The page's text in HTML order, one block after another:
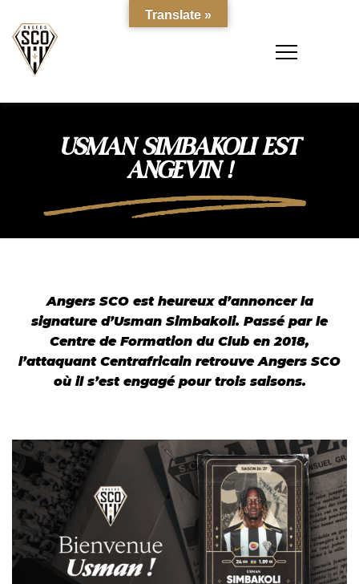
USMAN SIMBAKOLI EST
ANGEVIN !
Angers SCO est heureux d’annoncer la
signature d’Usman Simbakoli. Passé par le
Centre de Formation du Club en 2018,
l’attaquant Centrafricain retrouve Angers SCO
où il s’est engagé pour trois saisons.
Translate »